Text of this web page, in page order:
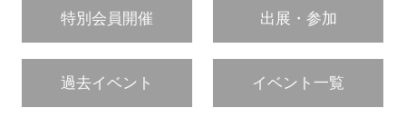
特別会員開催 出展・参加
過去イベント イベント一覧